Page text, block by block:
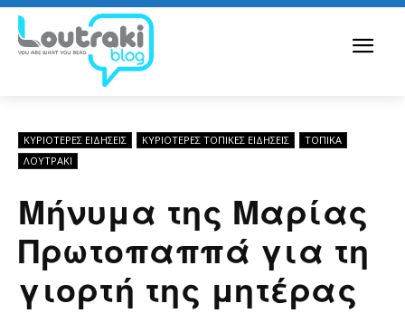
ΚΥΡΙΌΤΕΡΕΣ ΕΙΔΉΣΕΙΣ ΚΥΡΙΌΤΕΡΕΣ ΤΟΠΙΚΈΣ ΕΙΔΉΣΕΙΣ
ΤΟΠΙΚΑ
ΛΟΥΤΡΆΚΙ
Μήνυμα της Μαρίας
Πρωτοπαππά για τη
γιορτή της μητέρας